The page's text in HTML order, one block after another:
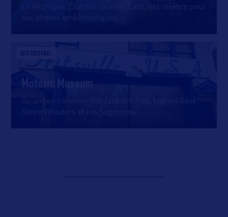
Le Michigan, État des Grands Lacs, est célèbre pour
ses phares emblématiques
SITE CULTUREL
Motown Museum
Qu’ont en commun les Jackson Five, Marvin Gaye,
Stevie Wonders et les Supremes